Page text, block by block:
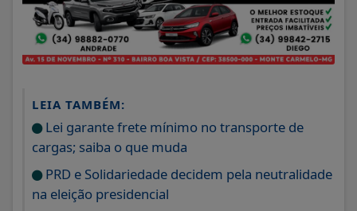
LEIA TAMBÉM:
Lei garante frete mínimo no transporte de
cargas; saiba o que muda
PRD e Solidariedade decidem pela neutralidade
na eleição presidencial